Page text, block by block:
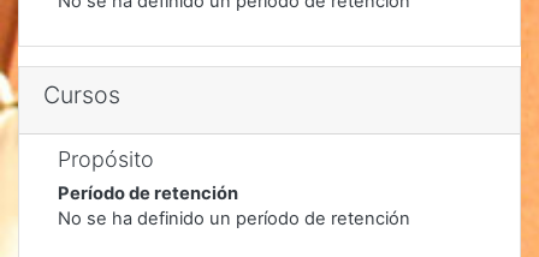
Cursos
Propósito
Período de retención
No se ha definido un período de retención